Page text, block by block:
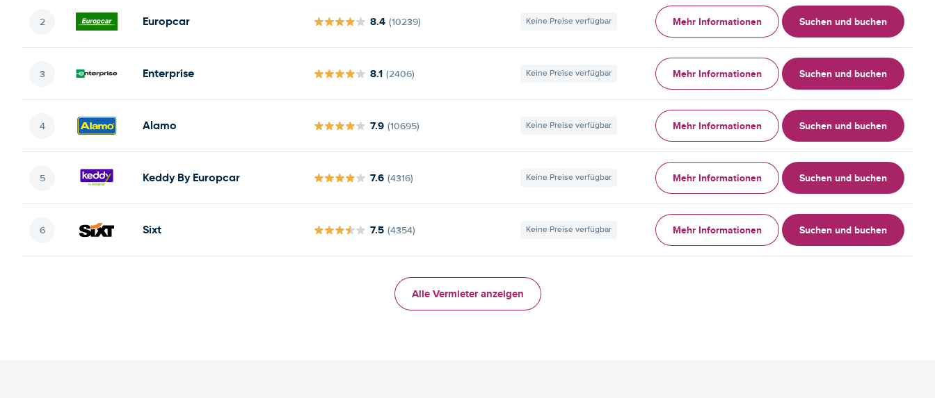
Europcar 8.4 (10239) Keine Preise verfügbar Mehr Informationen Suchen und buchen
Enterprise 8.1 (2406) Keine Preise verfügbar Mehr Informationen Suchen und buchen
Alamo 7.9 (10695) Keine Preise verfügbar Mehr Informationen Suchen und buchen
Keddy By Europcar 7.6 (4316) Keine Preise verfügbar Mehr Informationen Suchen und buchen
Sixt 7.5 (4354) Keine Preise verfügbar Mehr Informationen Suchen und buchen
Alle Vermieter anzeigen